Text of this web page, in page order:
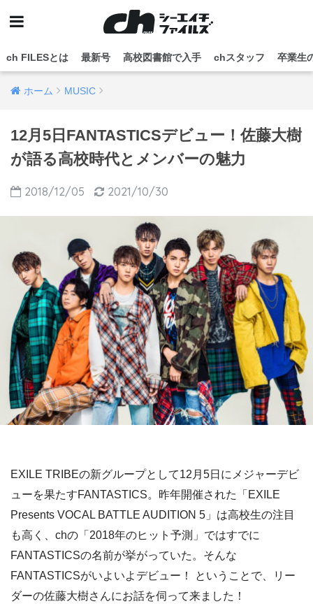
ch FILESとは 最新号 高校図書館で入手 chスタッフ 卒業生
ホーム MUSIC
12月5日FANTASTICSデビュー！佐藤大樹
が語る高校時代とメンバーの魅力
2018/12/05 2021/10/30
EXILE TRIBEの新グループとして12月5日にメジャーデビ
ューを果たすFANTASTICS。昨年開催された「EXILE
Presents VOCAL BATTLE AUDITION 5」は高校生の注目
も高く、chの「2018年のヒット予測」ではすでに
FANTASTICSの名前が挙がっていた。そんな
FANTASTICSがいよいよデビュー！ ということで、リー
ダーの佐藤大樹さんにお話を伺って来ました！